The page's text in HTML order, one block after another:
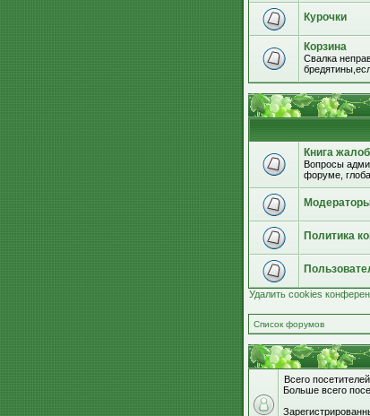
Курочки
Корзина
Свалка
Книга
Вопросы
форуме,
Политика
Удалить cookies
Список форумов
Всего
Больше всего